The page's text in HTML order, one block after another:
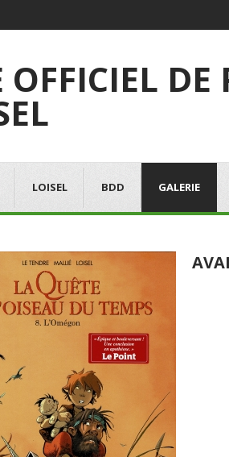
OFFICIEL DE
LOISEL BDD GALERIE